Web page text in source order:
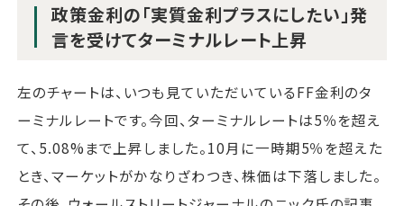
政策金利の「実質金利プラスにしたい」発
言を受けてターミナルレート上昇
左のチャートは、いつも見ていただいているFF金利のタ
ーミナルレートです。今回、ターミナルレートは5％を超え
て、5.08%まで上昇しました。10月に一時期5％を超えた
とき、マーケットがかなりざわつき、株価は下落しました。